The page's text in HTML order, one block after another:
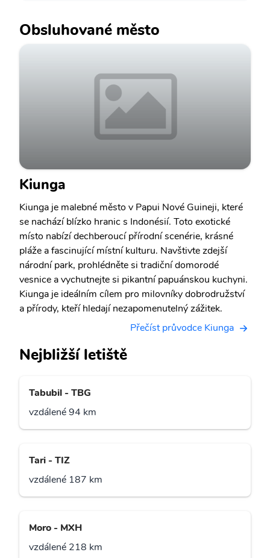
Obsluhované město
Kiunga
Kiunga je malebné město v Papui Nové Guineji, které
se nachází blízko hranic s Indonésií. Toto exotické
místo nabízí dechberoucí přírodní scenérie, krásné
pláže a fascinující místní kulturu. Navštivte zdejší
národní park, prohlédněte si tradiční domorodé
vesnice a vychutnejte si pikantní papuánskou kuchyni.
Kiunga je ideálním cílem pro milovníky dobrodružství
a přírody, kteří hledají nezapomenutelný zážitek.
Přečíst průvodce Kiunga
Nejbližší letiště
Tabubil - TBG
vzdálené 94 km
Tari - TIZ
vzdálené 187 km
Moro - MXH
vzdálené 218 km